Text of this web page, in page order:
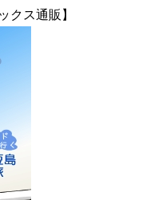
クス通販】